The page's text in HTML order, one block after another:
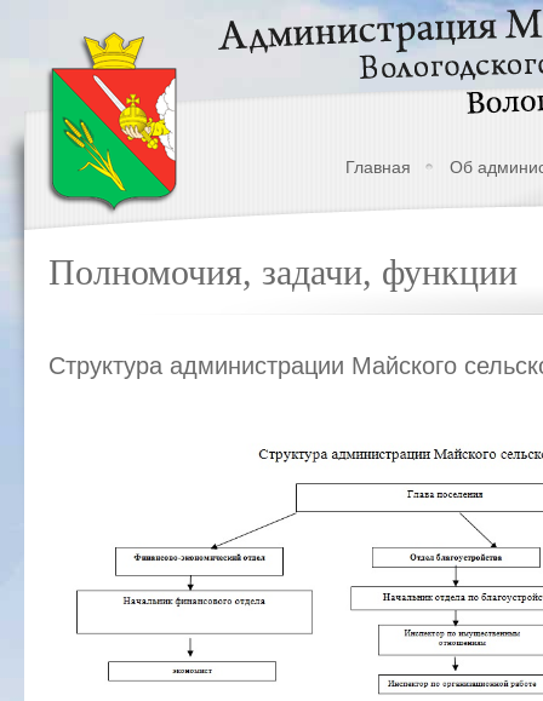
Главная Об
Полномочия, задачи, функции
Структура администрации Майского